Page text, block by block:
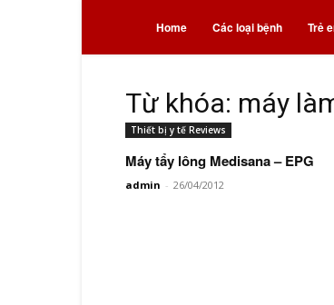
Bệnh
thuốc
Home Các loại bệnh Trẻ
Từ khóa: máy
Thiết bị y tế Reviews
Máy tẩy lông Medisana – EPG
admin - 26/04/2012